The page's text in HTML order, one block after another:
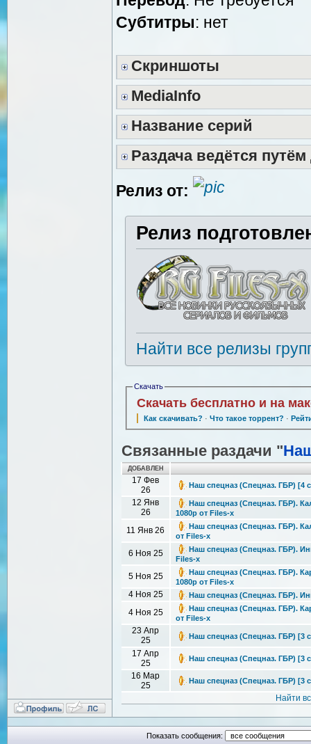
Cубтитры: нет
Скриншоты
MediaInfo
Название серий
Раздача ведётся
Релиз от:
Релиз
Найти все релизы
Скачать
Скачать бесплатно и на
Как скачивать? · Что такое торрент? ·
Связанные раздачи "
ДОБАВЛЕН
17 Фев
26
Наш спецназ (Спецназ. ГБР) [4
12 Янв
26
Наш спецназ (Спецназ. ГБР).
1080р от Files-x
11 Янв 26
Наш спецназ (Спецназ. ГБР).
от Files-x
6 Ноя 25
Наш спецназ (Спецназ. ГБР).
Files-x
5 Ноя 25
Наш спецназ (Спецназ. ГБР).
1080р от Files-x
4 Ноя 25 Наш спецназ (Спецназ. ГБР).
4 Ноя 25
Наш спецназ (Спецназ. ГБР).
от Files-x
23 Апр
25
Наш спецназ (Спецназ. ГБР) [3
17 Апр
25
Наш спецназ (Спецназ. ГБР) [3
16 Мар
25
Наш спецназ (Спецназ. ГБР) [3
Найти
Показать сообщения: